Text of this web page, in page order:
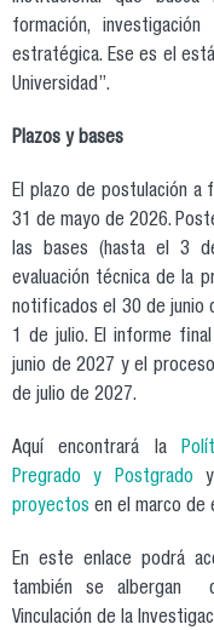
formación,
estratégica. Ese es el
Universidad”.
Plazos y bases
El plazo de postulación a
31 de mayo de 2026.
las bases (hasta el 3
evaluación técnica de la
notificados el 30 de junio
1 de julio. El informe
junio de 2027 y el
de julio de 2027.
Aquí encontrará la
Pregrado y Postgradoy
proyectos en el marco de
En este enlace podrá
también se albergan
Vinculación de la